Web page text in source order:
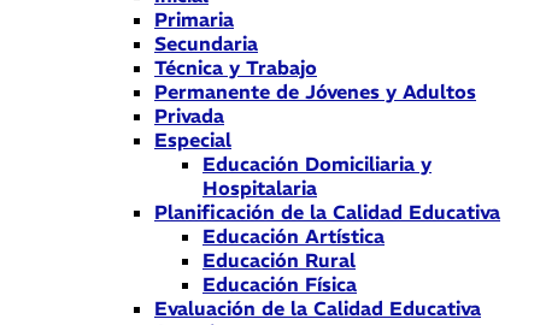
Primaria
Secundaria
Técnica y Trabajo
Permanente de Jóvenes y Adultos
Privada
Especial
Educación Domiciliaria y
Hospitalaria
Planificación de la Calidad Educativa
Educación Artística
Educación Rural
Educación Física
Evaluación de la Calidad Educativa